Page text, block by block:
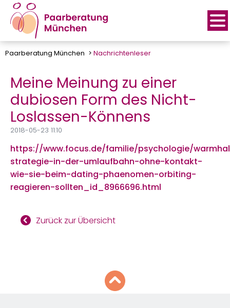
Paarberatung München Nachrichtenleser
Meine Meinung zu einer
dubiosen Form des Nicht-
Loslassen-Könnens
2018-05-23 11:10
https://www.focus.de/familie/psychologie/
strategie-in-der-umlaufbahn-ohne-kontakt-
wie-sie-beim-dating-phaenomen-orbiting-
reagieren-sollten_id_8966696.html
Zurück zur Übersicht